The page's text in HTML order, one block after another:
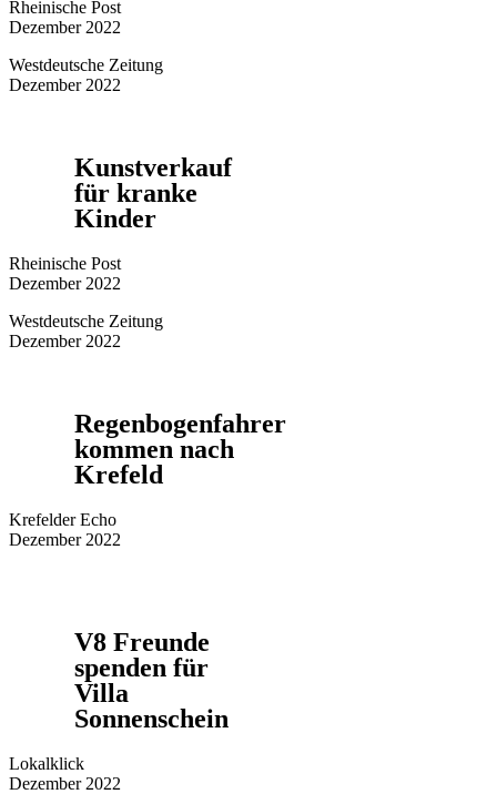
Rheinische Post
Dezember 2022
Westdeutsche Zeitung
Dezember 2022
Kunstverkauf
für kranke
Kinder
Rheinische Post
Dezember 2022
Westdeutsche Zeitung
Dezember 2022
Regenbogenfahrer
kommen nach
Krefeld
Krefelder Echo
Dezember 2022
V8 Freunde
spenden für
Villa
Sonnenschein
Lokalklick
Dezember 2022